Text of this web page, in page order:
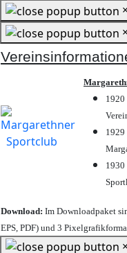
×
×
1920
1929
1930
Download: Im Downloadpaket
EPS, PDF) und 3
×